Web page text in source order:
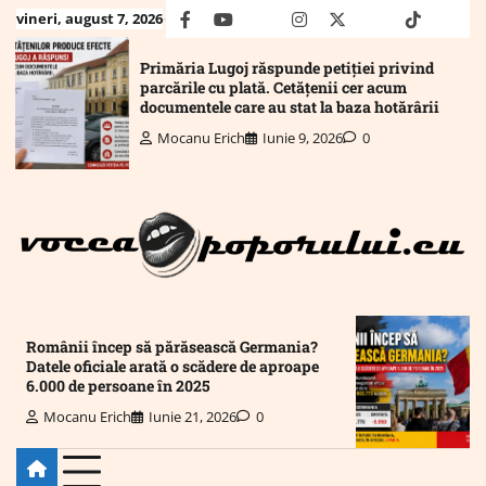
Skip
to
content
vineri, august 7, 2026 facebookyoutubeMailinstagram
twitter truthtiktok
Primăria Lugoj răspunde petiției privind
parcările cu plată. Cetățenii cer acum
documentele care au stat la baza hotărârii
Mocanu Erich Iunie 9, 2026 0
Românii încep să părăsească Germania?
Datele oficiale arată o scădere de aproape
6.000 de persoane în 2025
Mocanu Erich Iunie 21, 2026 0